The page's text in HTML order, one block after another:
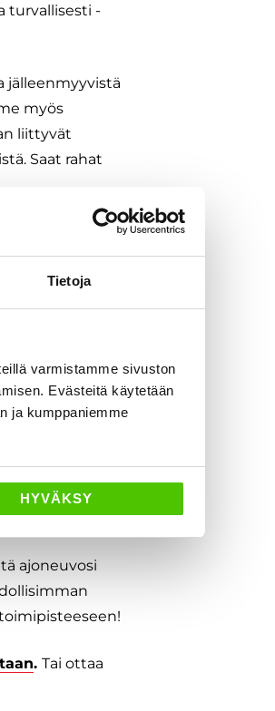
Tietoja
varmistamme sivuston
Evästeitä käytetään
ja kumppaniemme
HYVÄKSY
turvallisesti -
jälleenmyyvistä
myös
liittyvät
Saat rahat
Joensuun ja
vaihtoautojen
ajoneuvosi
.Tai ottaa